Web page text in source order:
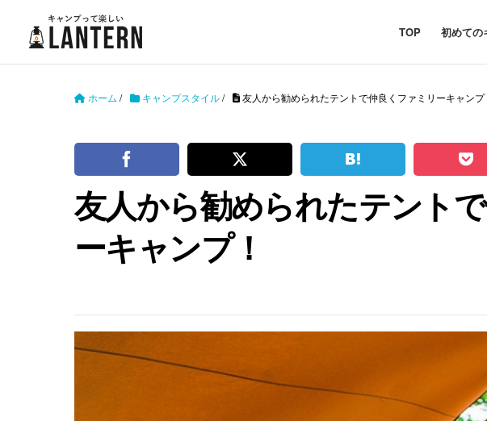
TOP 初めての
ホーム / キャンプスタイル/ 友人から勧められたテントで仲良くファミリーキャンプ
友人から勧められたテント
ーキャンプ！